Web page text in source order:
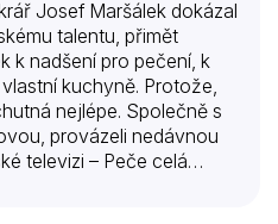
Josef Maršálek dokázal
talentu, přimět
k nadšení pro pečení, k
kuchyně. Protože,
nejlépe. Společně s
provázeli nedávnou
televizi – Peče celá